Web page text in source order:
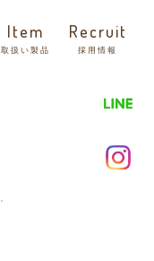
Item
取扱い製品
Recruit
採用情報